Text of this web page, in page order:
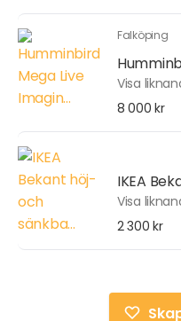
Falköping
Visa
8 000 kr
IKEA
Visa
2 300 kr